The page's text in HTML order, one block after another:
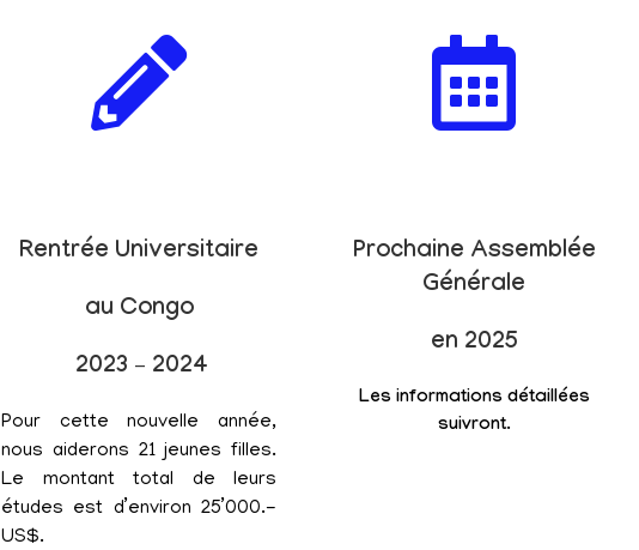
Rentrée Universitaire
au Congo
2023 – 2024
Pour cette nouvelle année,
nous aiderons 21 jeunes filles.
Le montant total de leurs
études est d’environ 25’000.-
US$.
Prochaine Assemblée
Générale
en 2025
Les informations détaillées
suivront.